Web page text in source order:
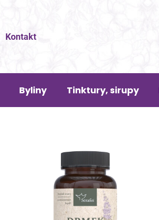
Kontakt
Byliny Tinktury, sirupy